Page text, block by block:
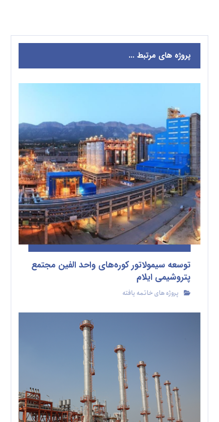
پروژه های مرتبط ...
توسعه سیمولاتور کوره‌های واحد الفین مجتمع
پتروشیمی ایلام
پروژه های خاتمه یافته